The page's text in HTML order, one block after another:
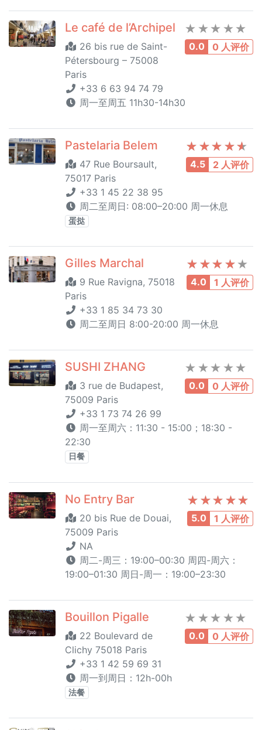
0.0 0 人评价
Le café de l’Archipel
26 bis rue de Saint-
Pétersbourg – 75008
Paris
+33 6 63 94 74 79
周一至周五 11h30-14h30
4.5 2 人评价
Pastelaria Belem
47 Rue Boursault,
75017 Paris
+33 1 45 22 38 95
周二至周日: 08:00–20:00 周一休息
蛋挞
4.0 1 人评价
Gilles Marchal
9 Rue Ravigna, 75018
Paris
+33 1 85 34 73 30
周二至周日 8:00-20:00 周一休息
0.0 0 人评价
SUSHI ZHANG
3 rue de Budapest,
75009 Paris
+33 1 73 74 26 99
周一至周六：11:30 - 15:00；18:30 -
22:30
日餐
5.0 1 人评价
No Entry Bar
20 bis Rue de Douai,
75009 Paris
NA
周二-周三：19:00–00:30 周四-周六：
19:00–01:30 周日-周一：19:00–23:30
0.0 0 人评价
Bouillon Pigalle
22 Boulevard de
Clichy 75018 Paris
+33 1 42 59 69 31
周一到周日：12h-00h
法餐